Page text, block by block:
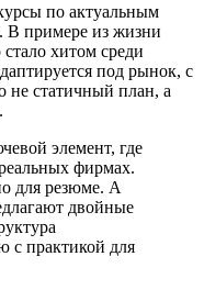
по актуальным
В примере из жизни
стало хитом среди
под рынок, с
не статичный план, а
элемент, где
фирмах.
для резюме. А
двойные
с практикой для